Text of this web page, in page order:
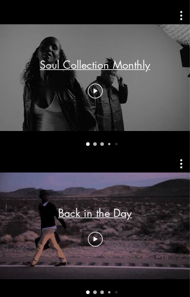
Soul Collection Monthly
Back in the Day